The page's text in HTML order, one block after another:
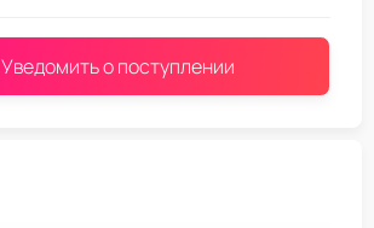
Уведомить о поступлении